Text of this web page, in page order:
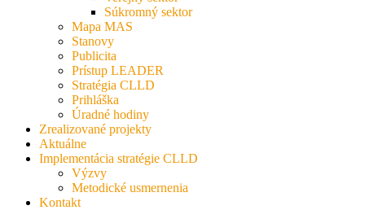
Súkromný sektor
Mapa MAS
Stanovy
Publicita
Prístup LEADER
Stratégia CLLD
Prihláška
Úradné hodiny
Zrealizované projekty
Aktuálne
Implementácia stratégie CLLD
Výzvy
Metodické usmernenia
Kontakt